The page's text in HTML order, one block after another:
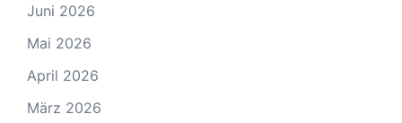
Juni 2026
Mai 2026
April 2026
März 2026